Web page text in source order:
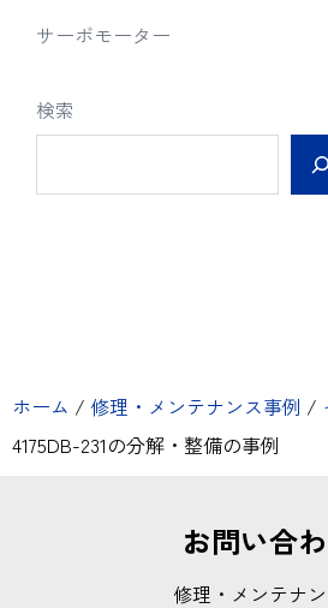
サーボモーター
検索
ホーム / 修理・メンテナンス事例 /
4175DB-231の分解・整備の事例
お問い合
修理・メンテナ